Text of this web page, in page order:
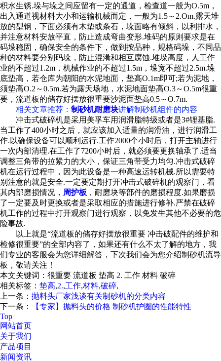
积水生锈.垛与垛之间应留有一定的通道，检查道一般为O.5m，
出入通道视材料大小和运输机械而定，一般为1.5～2.Om.露天堆
放的型钢，下面必须有木垫或条石，垛面略有倾斜，以利排水，
并注意材料安放平直，防止造成弯曲变形.堆码的原则要求是在
码垛稳固，确保安全的条件下，做到按品种，规格码垛，不同品
种的材料要分别码垛，防止混淆和相互腐蚀.堆垛高度，人工作
业的不超过1.2m，机械作业的不超过1.5m，垛宽不超过2.5m.垛
底垫高，若仓库为朝阳的水泥地面，垫高O.1m即可;若为泥地，
须垫高O.2～0.5m.若为露天场地，水泥地面垫高O.3～O.5m很重
要，流道板的储存好摆放很重要沙泥面垫高0.5～O.7m.
相关文章推荐： 制砂机耐磨块讲解制砂机组件的内容
冲击式破碎机是采用美孚车用润滑脂特级或者是3#锂基脂.
当工作了400小时之后，就应该加入适量的润滑油，进行润滑工
作.以确保设备可以顺利运行.工作2000个小时后，打开主轴进行
一次内部清理.在工作了7200小时后，就必须要更换轴承了.适当
调整三角带的拉紧力的大小，保证三角带受力均匀.冲击式破碎
机在运行过程中，因为此设备是一种高速运转机械.所以需要特
别注意的就是安全.一定要定期打开冲击式破碎机的观察门，看
其内部磨损情况， 周护板 ，耐磨块等部件的磨损程度.如果磨损
了一定要及时更换或者是采取相应的措施进行修补.严禁在破碎
机工作的过程中打开观察门进行观察，以免发生其他不必要的危
险事故.
以上就是“流道板的储存好摆放很重要 冲击破配件的维护和
检修很重要”的全部内容了，如果还有什么不太了解的地方，我
们专业的客服会为您详细解答，下次我们会为您介绍制砂机流导
板，敬请关注！
本文关键词： 很重要 流道板 垫高 2. 工作 材料 破碎
相关标签： 垫高,2.,工作,材料,破碎,
上一条： 抛料头厂家浅谈有关制砂机的分类内容
下一条：
【专家】抛料头的价格 制砂机护圈的性能特性
Top
网站首页
关于我们
产品项目
新闻资讯